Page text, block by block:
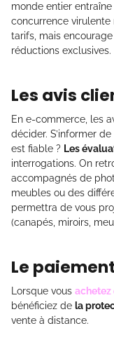
monde entier entraîne
concurrence
tarifs, mais
réductions exclusives.
Les avis
En e-commerce, les
décider. S’informer
est fiable ? Les
interrogations. On
accompagnés de
meubles ou des
permettra de vous
(canapés, miroirs,
Le
Lorsque vous achetez
bénéficiez de la
vente à distance.